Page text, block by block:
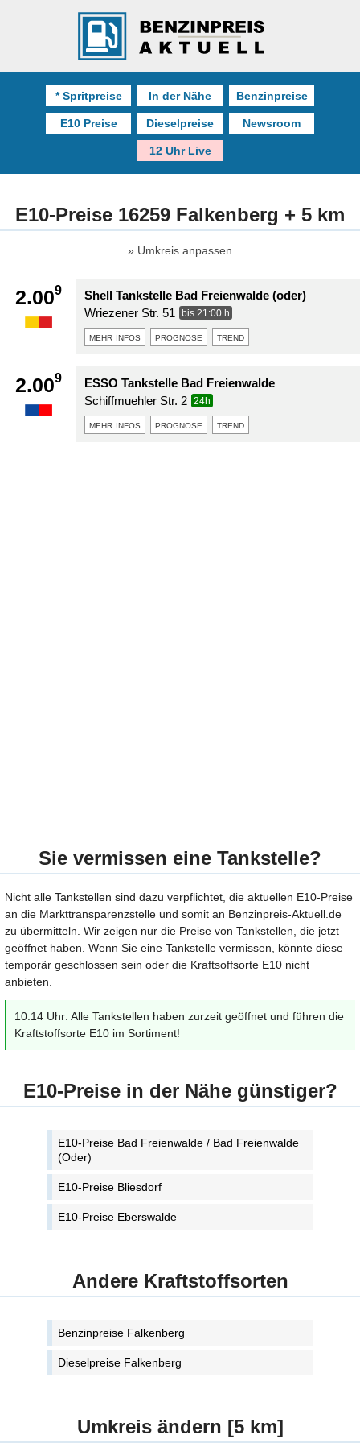
* Spritpreise In der Nähe Benzinpreise
E10 Preise Dieselpreise Newsroom
12 Uhr Live
E10-Preise 16259 Falkenberg + 5 km
Umkreis anpassen
2.009
Shell Tankstelle Bad Freienwalde (oder)
Wriezener Str. 51
bis 21:00 h
mehr infos prognose trend
2.009
ESSO Tankstelle Bad Freienwalde
Schiffmuehler Str. 2
24h
mehr infos prognose trend
Sie vermissen eine Tankstelle?
Nicht alle Tankstellen sind dazu verpflichtet, die aktuellen E10-Preise
an die Markttransparenzstelle und somit an Benzinpreis-Aktuell.de
zu übermitteln. Wir zeigen nur die Preise von Tankstellen, die jetzt
geöffnet haben. Wenn Sie eine Tankstelle vermissen, könnte diese
temporär geschlossen sein oder die Kraftsoffsorte E10 nicht
anbieten.
10:14 Uhr: Alle Tankstellen haben zurzeit geöffnet und führen die
Kraftstoffsorte E10 im Sortiment!
E10-Preise in der Nähe günstiger?
E10-Preise Bad Freienwalde / Bad Freienwalde
(Oder)
E10-Preise Bliesdorf
E10-Preise Eberswalde
Andere Kraftstoffsorten
Benzinpreise Falkenberg
Dieselpreise Falkenberg
Umkreis ändern [5 km]